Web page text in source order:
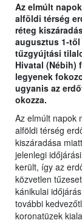
Az elmúlt
alföldi térség
réteg
augusztus 1-
tűzgyújtási
Hivatal (Nébih)
legyenek
ugyanis az
okozza.
Az elmúlt napok
alföldi térség
kiszáradása
jelenlegi
került, így az
közvetlen
kánikulai
további
koronatüzek